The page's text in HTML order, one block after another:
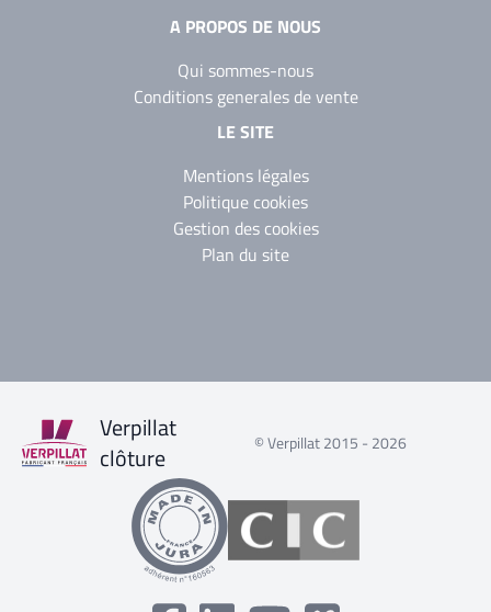
A PROPOS DE NOUS
Qui sommes-nous
Conditions generales de vente
LE SITE
Mentions légales
Politique cookies
Gestion des cookies
Plan du site
Verpillat
clôture
© Verpillat 2015 - 2026